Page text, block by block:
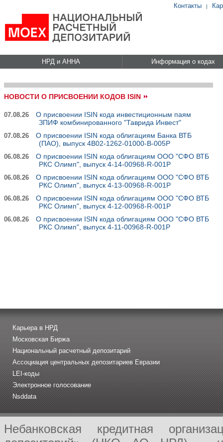
Контакты |
НРД и АННА Информация о кодах
НОВОСТИ О ПРИСВОЕНИИ КОДОВ ISIN
07.08.26
О присвоении ISIN кода инвестиционным паям
ЗПИФ комбинированного "Таврида Инвест"
07.08.26
О присвоении ISIN кода облигациям Банка ВТБ
(ПАО), выпуск 4B02-1262-01000-B-005P
06.08.26
О присвоении ISIN кода облигациям ООО "СФО ВТБ
РКС Олимп", выпуск 4-14-00968-R-001P
06.08.26
О присвоении ISIN кода облигациям ООО "СФО ВТБ
РКС Олимп", выпуск 4-13-00968-R-001P
06.08.26
О присвоении ISIN кода облигациям ООО "СФО ВТБ
РКС Олимп", выпуск 4-12-00968-R-001P
06.08.26
О присвоении ISIN кода облигациям ООО "СФО ВТБ
РКС Олимп", выпуск 4-11-00968-R-001P
Карьера в НРД
Московская Биржа
Национальный расчетный депозитарий
Ассоциация центральных депозитариев Евразии
LEI-коды
Электронное голосование
Nsddata
Небанковская кредитная